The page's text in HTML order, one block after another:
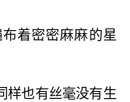
着密密麻麻的星
样也有丝毫没有生